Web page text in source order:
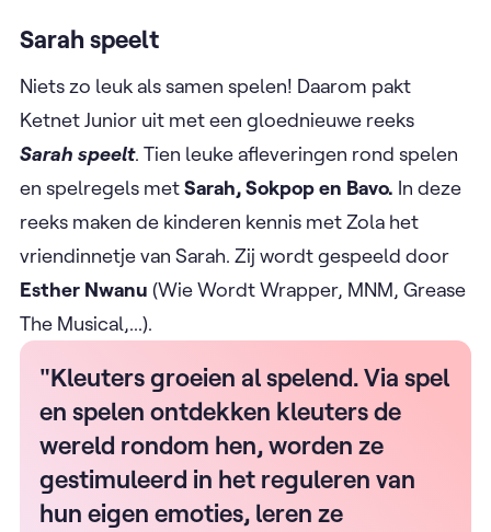
Sarah speelt
Niets zo leuk als samen spelen! Daarom pakt
Ketnet Junior uit met een gloednieuwe reeks
Sarah speelt. Tien leuke afleveringen rond spelen
en spelregels metSarah, Sokpop en Bavo. In deze
reeks maken de kinderen kennis met Zola het
vriendinnetje van Sarah. Zij wordt gespeeld door
Esther Nwanu (Wie Wordt Wrapper, MNM, Grease
The Musical,...).
"Kleuters groeien al spelend. Via spel
en spelen ontdekken kleuters de
wereld rondom hen, worden ze
gestimuleerd in het reguleren van
hun eigen emoties, leren ze